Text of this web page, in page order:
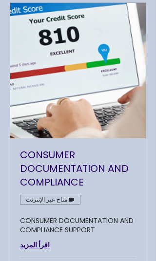
CONSUMER
DOCUMENTATION AND
COMPLIANCE
متاح عبر الإنترنت
CONSUMER DOCUMENTATION AND
COMPLIANCE SUPPORT
اقرأ المزيد